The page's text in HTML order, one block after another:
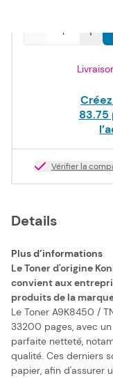
83.75
Vérifier la
Details
Plus d’informations
Le Toner d'origine
convient aux
produits de la
Le Toner A9K8450 /
33200 pages, avec
parfaite netteté,
qualité. Ces derniers
papier, afin d'assurer